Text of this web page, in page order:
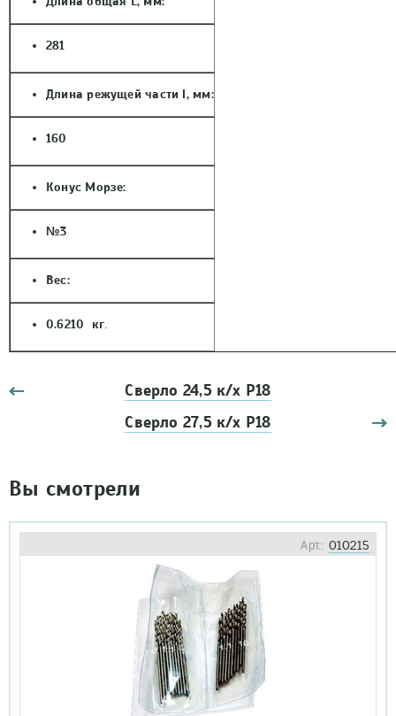
281
Длина режущей части l, мм:
160
Конус Морзе:
№3
Вес:
0.6210 кг.
Сверло 24,5 к/х Р18
Сверло 27,5 к/х Р18
Вы смотрели
Арт.: 010215